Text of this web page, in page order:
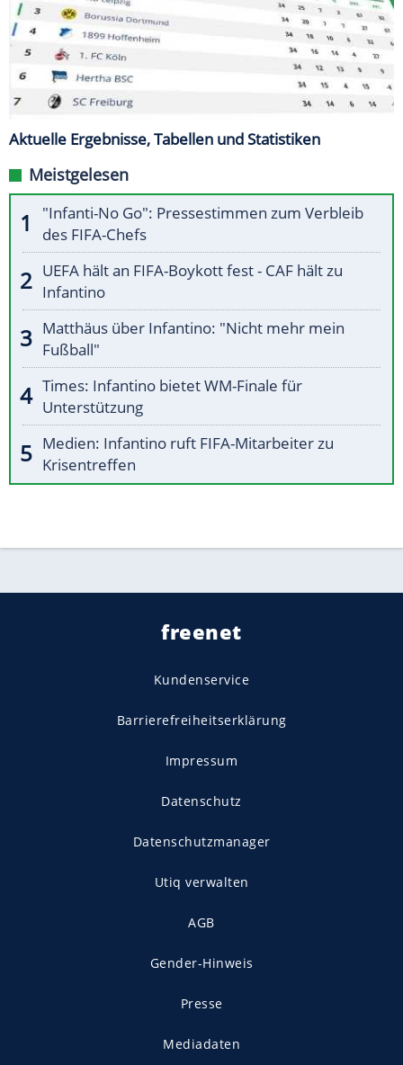
Aktuelle Ergebnisse, Tabellen und Statistiken
Meistgelesen
"Infanti-No Go": Pressestimmen zum Verbleib
des FIFA-Chefs
UEFA hält an FIFA-Boykott fest - CAF hält zu
Infantino
Matthäus über Infantino: "Nicht mehr mein
Fußball"
Times: Infantino bietet WM-Finale für
Unterstützung
Medien: Infantino ruft FIFA-Mitarbeiter zu
Krisentreffen
freenet
Kundenservice
Barrierefreiheitserklärung
Impressum
Datenschutz
Datenschutzmanager
Utiq verwalten
AGB
Gender-Hinweis
Presse
Mediadaten